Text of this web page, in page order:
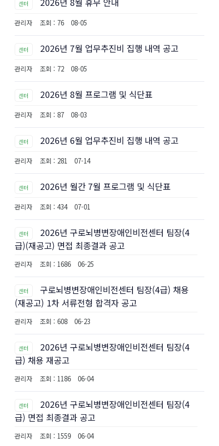
센터
관리자 조회 : 76 08-05
센터 2026년 7월 업무추진비 집행 내역 공고
관리자 조회 : 72 08-05
센터 2026년 8월 프로그램 및 식단표
관리자 조회 : 87 08-03
센터 2026년 6월 업무추진비 집행 내역 공고
관리자 조회 : 281 07-14
센터 2026년 월간 7월 프로그램 및 식단표
관리자 조회 : 434 07-01
센터
2026년 구로뇌병변장애인비전센터 팀장(4
급)(재공고) 면접 최종결과 공고
관리자 조회 : 1686 06-25
센터
구로뇌병변장애인비전센터 팀장(4급) 채용
(재공고) 1차 서류전형 합격자 공고
관리자 조회 : 608 06-23
센터
2026년 구로뇌병변장애인비전센터 팀장(4
급) 채용 재공고
관리자 조회 : 1186 06-04
센터
2026년 구로뇌병변장애인비전센터 팀장(4
급) 면접 최종결과 공고
관리자 조회 : 1559 06-04